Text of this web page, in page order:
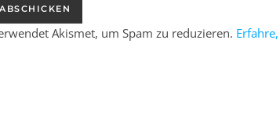
Akismet, um Spam zu reduzieren.